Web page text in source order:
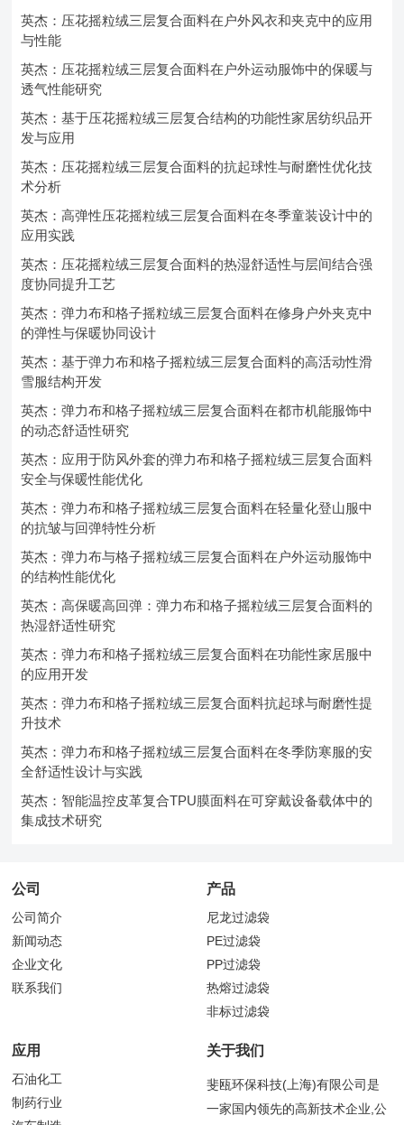
英杰：压花摇粒绒三层复合面料在户外风衣和夹克中的应用
与性能
英杰：压花摇粒绒三层复合面料在户外运动服饰中的保暖与
透气性能研究
英杰：基于压花摇粒绒三层复合结构的功能性家居纺织品开
发与应用
英杰：压花摇粒绒三层复合面料的抗起球性与耐磨性优化技
术分析
英杰：高弹性压花摇粒绒三层复合面料在冬季童装设计中的
应用实践
英杰：压花摇粒绒三层复合面料的热湿舒适性与层间结合强
度协同提升工艺
英杰：弹力布和格子摇粒绒三层复合面料在修身户外夹克中
的弹性与保暖协同设计
英杰：基于弹力布和格子摇粒绒三层复合面料的高活动性滑
雪服结构开发
英杰：弹力布和格子摇粒绒三层复合面料在都市机能服饰中
的动态舒适性研究
英杰：应用于防风外套的弹力布和格子摇粒绒三层复合面料
安全与保暖性能优化
英杰：弹力布和格子摇粒绒三层复合面料在轻量化登山服中
的抗皱与回弹特性分析
英杰：弹力布与格子摇粒绒三层复合面料在户外运动服饰中
的结构性能优化
英杰：高保暖高回弹：弹力布和格子摇粒绒三层复合面料的
热湿舒适性研究
英杰：弹力布和格子摇粒绒三层复合面料在功能性家居服中
的应用开发
英杰：弹力布和格子摇粒绒三层复合面料抗起球与耐磨性提
升技术
英杰：弹力布和格子摇粒绒三层复合面料在冬季防寒服的安
全舒适性设计与实践
英杰：智能温控皮革复合TPU膜面料在可穿戴设备载体中的
集成技术研究
公司
公司简介
新闻动态
企业文化
联系我们
产品
尼龙过滤袋
PE过滤袋
PP过滤袋
热熔过滤袋
非标过滤袋
应用
石油化工
制药行业
关于我们
斐瓯环保科技(上海)有限公司是
一家国内领先的高新技术企业,公